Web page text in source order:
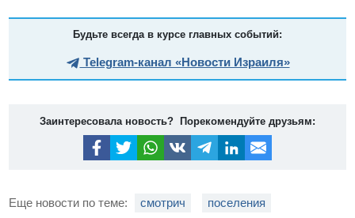
Будьте всегда в курсе главных событий:
Telegram-канал «Новости Израиля»
Заинтересовала новость? Порекомендуйте друзьям:
Еще новости по теме: смотрич поселения